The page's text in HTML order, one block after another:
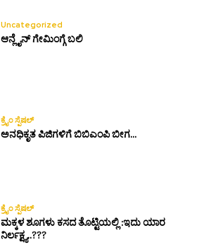
Uncategorized
ಆನ್ಲೈನ್ ಗೇಮಿಂಗ್ಗೆ ಬಲಿ
ಕ್ರೈಂ ಸ್ಪೆಷಲ್
ಅನಧಿಕೃತ ಪಿಜಿಗಳಿಗೆ ಬಿಬಿಎಂಪಿ ಬೀಗ…
ಕ್ರೈಂ ಸ್ಪೆಷಲ್
ಮಕ್ಕಳ ಶೂಗಳು ಕಸದ ತೊಟ್ಟಿಯಲ್ಲಿ :ಇದು ಯಾರ
ನಿರ್ಲಕ್ಷ್ಯ..???